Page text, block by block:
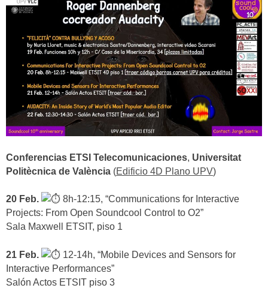
Conferencias ETSI Telecomunicaciones, Universitat
Politècnica de València (Edificio 4D Plano UPV)
20 Feb.
8h-12:15, “Communications for Interactive
Projects: From Open Soundcool Control to O2”
Sala Maxwell ETSIT, piso 1
21 Feb.
12-14h, “Mobile Devices and Sensors for
Interactive Performances”
Salón Actos ETSIT piso 3